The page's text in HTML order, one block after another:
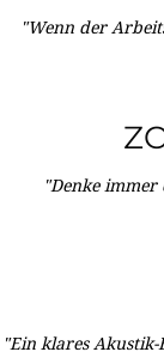
"Wenn der
"Denke
"Ein klares